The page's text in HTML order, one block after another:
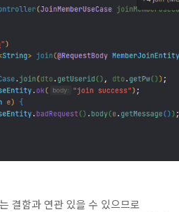
결함과 연관 있을 수 있으므로